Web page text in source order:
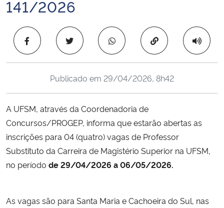
Ministério da Cidadania
Ministério da Saúde
Ministério de Minas e Energia
Ministério da Ciência, Tecnologia, Inovações e Comunicações
Ministério do Meio Ambiente
Ministério do Turismo
Ministério do Desenvolvimento Regional
Controladoria-Geral da União
141/2026
Copiar para área
Publicado em 29/04/2026, 8h42
A UFSM, através da Coordenadoria de
Concursos/PROGEP, informa que estarão abertas as
inscrições para 04 (quatro) vagas de Professor
Substituto da Carreira de Magistério Superior na UFSM,
no período de 29/04/2026 a 06/05/2026.
As vagas são para Santa Maria e Cachoeira do Sul, nas